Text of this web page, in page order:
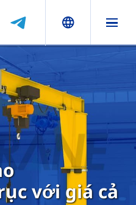
với giá cả